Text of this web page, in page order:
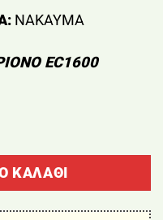
NAKAYMA
EC1600
ΚΑΛΆΘΙ